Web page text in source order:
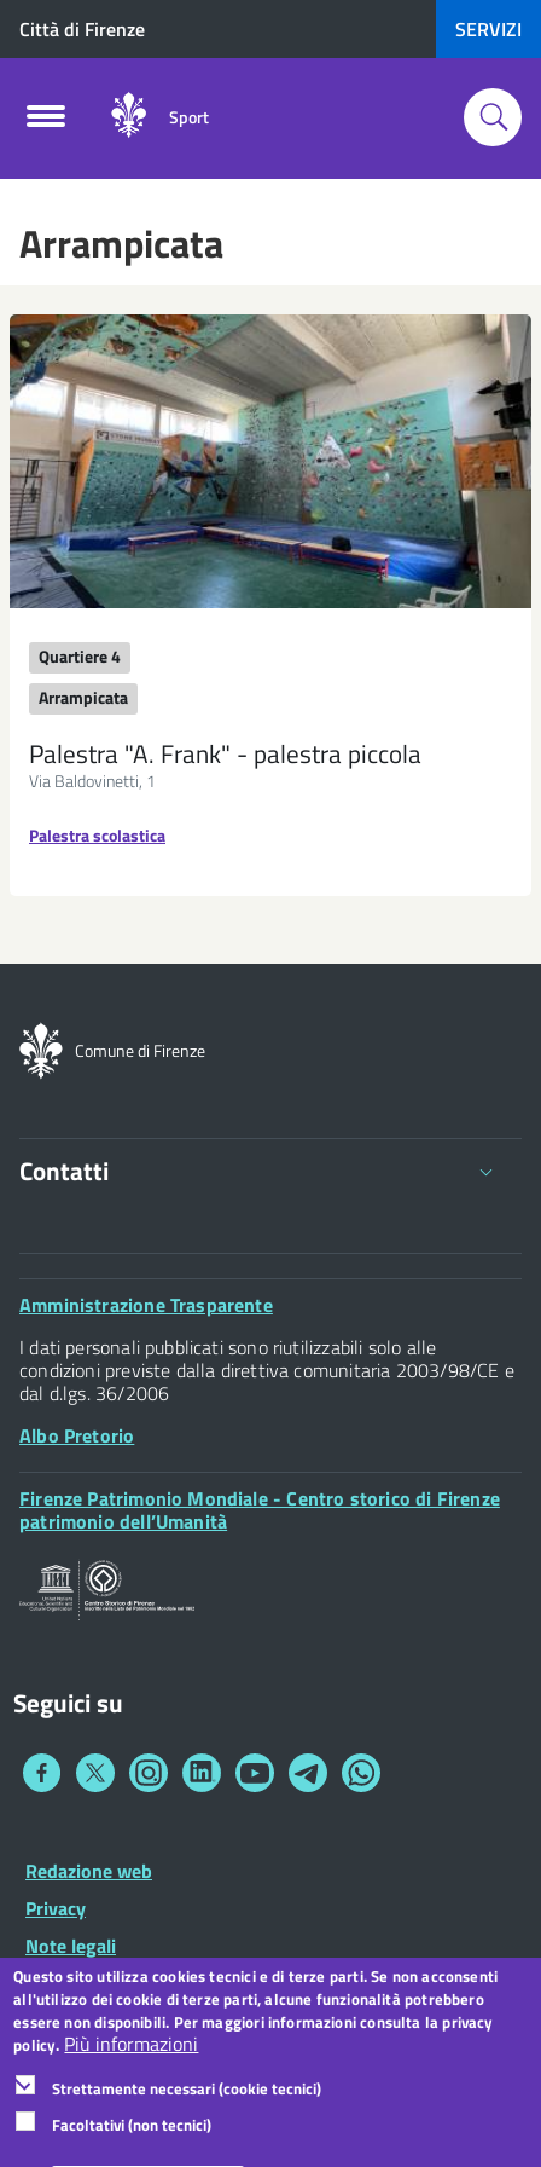
Città di Firenze SERVIZI
Sport
Arrampicata
Quartiere 4
Arrampicata
Palestra "A. Frank" - palestra piccola
Via Baldovinetti, 1
Palestra scolastica
Comune di Firenze
Contatti
Comune di Firenze
Palazzo Vecchio
Piazza della Signoria - 50122, Firenze
P.IVA 01307110484
Posta Elettronica Certificata
Footer
Amministrazione Trasparente
I dati personali pubblicati sono riutilizzabili solo alle
condizioni previste dalla direttiva comunitaria 2003/98/CE e
dal d.lgs. 36/2006
Albo Pretorio
Footer
Widget
Firenze Patrimonio Mondiale - Centro storico di Firenze
patrimonio dell’Umanità
Seguici su
Collegamento
Collegamento
a
Collegamento
a
Collegamento
a
Collegamento
a
Collegamento
a
Collegamento
a
Footer
Widget
Footer
menu
Redazione web
Privacy
Note legali
Dichiarazione di accessibilità
CC BY 3.0 IT
Questo sito utilizza cookies tecnici e di terze parti. Se non acconsenti
all'utilizzo dei cookie di terze parti, alcune funzionalità potrebbero
essere non disponibili. Per maggiori informazioni consulta la privacy
policy. Più informazioni
Strettamente necessari (cookie tecnici)
Facoltativi (non tecnici)